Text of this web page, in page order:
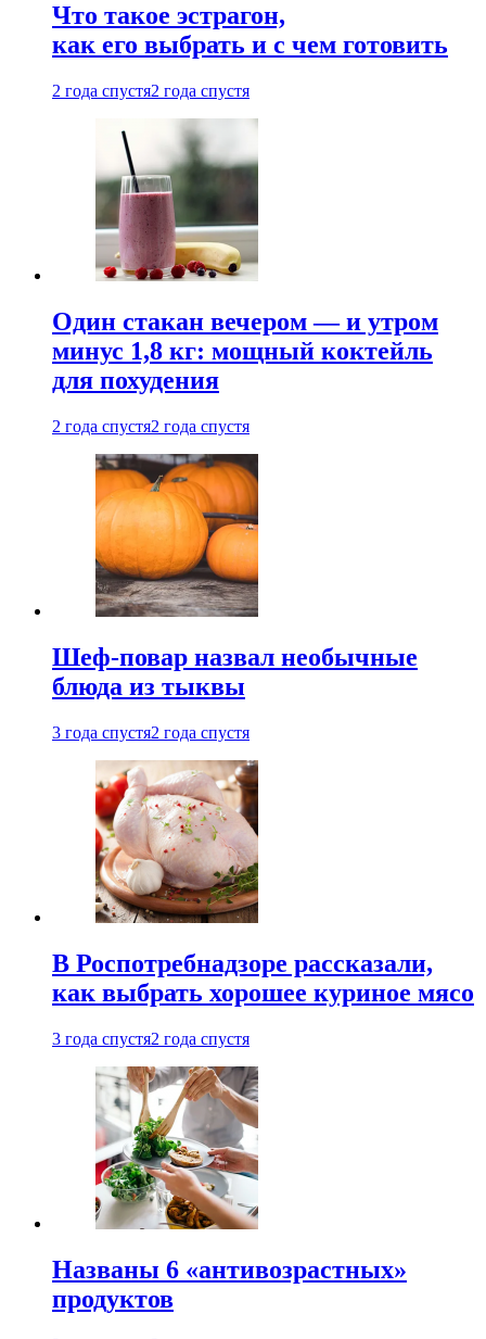
Что такое эстрагон,
как его выбрать и с чем готовить
2 года спустя2 года спустя
Один стакан вечером — и утром
минус 1,8 кг: мощный коктейль
для похудения
2 года спустя2 года спустя
Шеф-повар назвал необычные
блюда из тыквы
3 года спустя2 года спустя
В Роспотребнадзоре рассказали,
как выбрать хорошее куриное мясо
3 года спустя2 года спустя
Названы 6 «антивозрастных»
продуктов